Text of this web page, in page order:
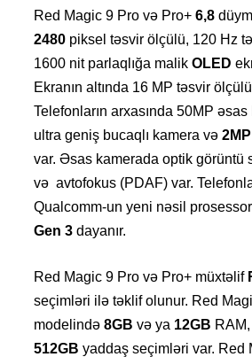
Red Magic 9 Pro və Pro+ 6,8
2480 piksel təsvir ölçülü, 120 Hz
1600 nit parlaqlığa malik OLED
Ekranın altında 16 MP təsvir
Telefonların arxasında 50MP əsas
ultra geniş bucaqlı kamera və 2MP
var. Əsas kamerada optik görüntü
və avtofokus (PDAF) var.
Qualcomm-un yeni nəsil
Gen 3 dayanır.
Red Magic 9 Pro və Pro+ müxtəlif
seçimləri ilə təklif olunur. Red
modelində 8GB və ya 12GB RAM,
512GB yaddaş seçimləri var. Red